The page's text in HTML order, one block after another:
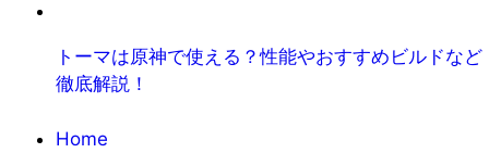
トーマは原神で使える？性能やおすすめビルドなど
徹底解説！
Home